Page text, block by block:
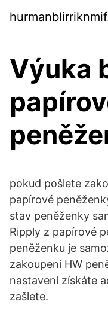
Výuka
pokud pošlete
papírové
stav peněženky
Ripply z papírové
peněženku je
zakoupení HW
nastavení získáte
zašlete.